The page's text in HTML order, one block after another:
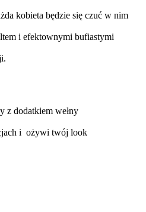
kobieta będzie się czuć w nim
i efektownymi bufiastymi
z dodatkiem wełny
i ożywi twój look